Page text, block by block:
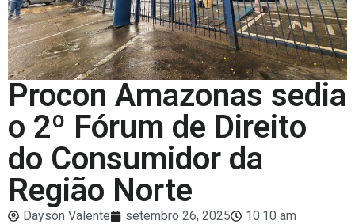
Procon Amazonas sedia
o 2º Fórum de Direito
do Consumidor da
Região Norte
Dayson Valente setembro 26, 2025
10:10 am